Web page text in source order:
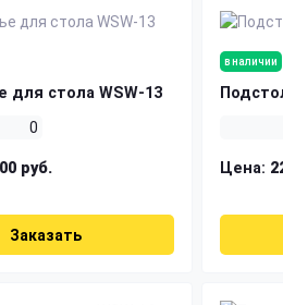
для стола WSW-13
0
руб.
Заказать
в наличии
Цена: